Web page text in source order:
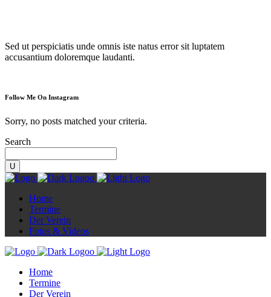
Sed ut perspiciatis unde omnis iste natus error sit luptatem
accusantium doloremque laudanti.
Follow Me On Instagram
Sorry, no posts matched your criteria.
Search
Home
Termine
Der Verein
Fotos & Videos
Home
Termine
Der Verein